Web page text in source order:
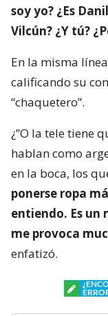
soy yo? ¿Es
Vilcún? ¿Y tú?
En la misma
calificando su
“chaquetero”.
¿”O la tele tiene
hablan como
en la boca, los
ponerse ropa
entiendo. Es un
me provoca
enfatizó.